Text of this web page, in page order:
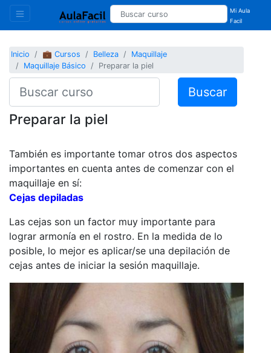
Mi Aula
Facil
Inicio 💼 Cursos Belleza
Maquillaje
Maquillaje Básico
Preparar la piel
Buscar
Preparar la piel
También es importante tomar otros dos aspectos
importantes en cuenta antes de comenzar con el
maquillaje en sí:
Cejas depiladas
Las cejas son un factor muy importante para
lograr armonía en el rostro. En la medida de lo
posible, lo mejor es aplicar/se una depilación de
cejas antes de iniciar la sesión maquillaje.